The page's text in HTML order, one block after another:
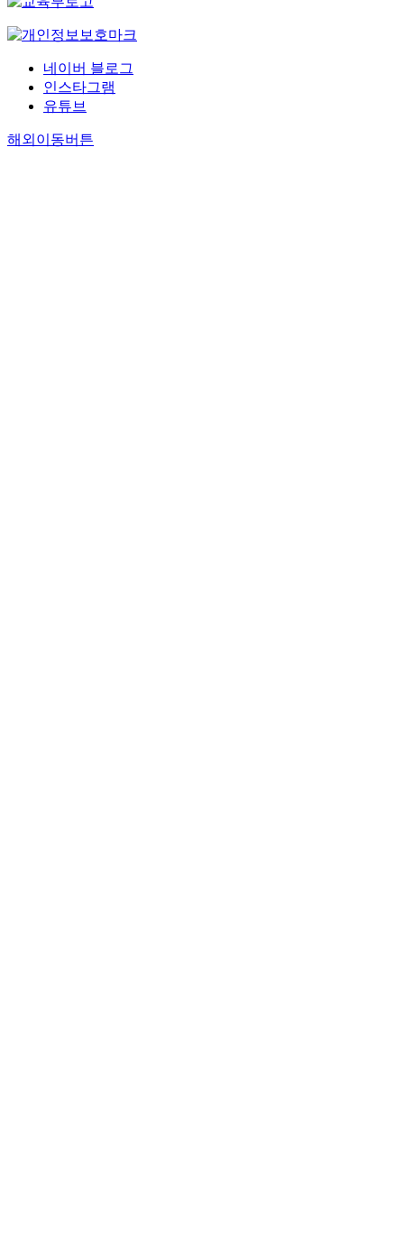
네이버 블로그
인스타그램
유튜브
해외이동버튼